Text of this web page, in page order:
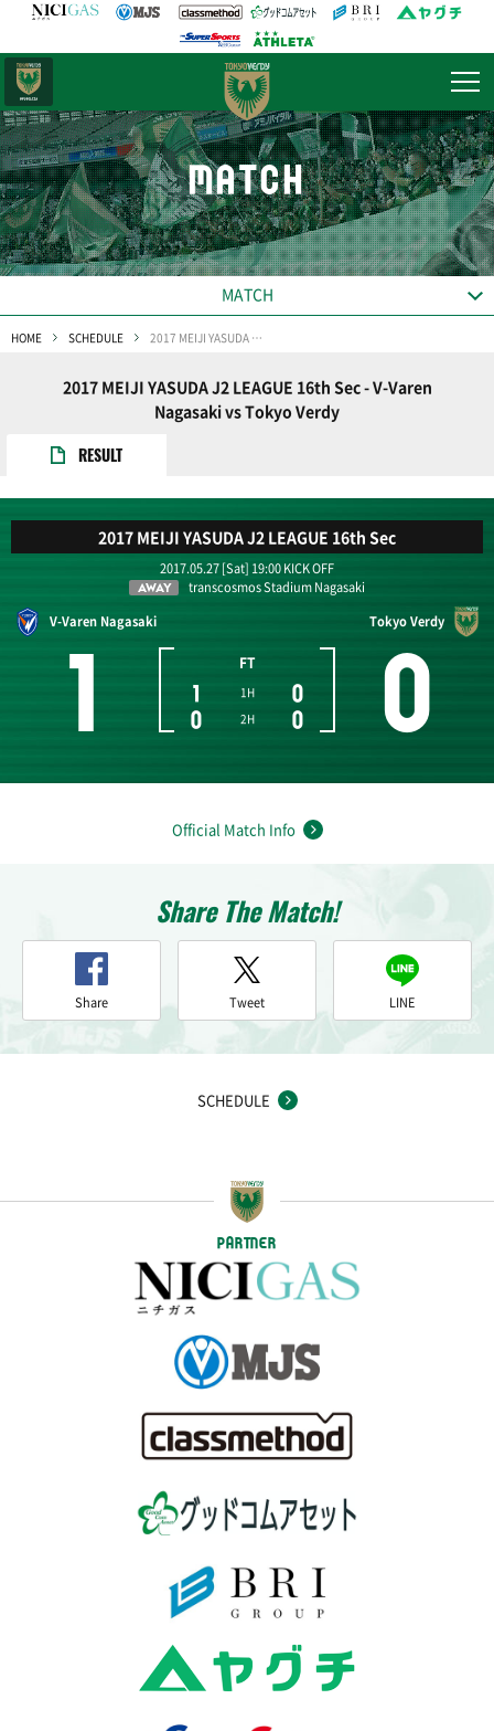
MATCH
MATCH
HOME SCHEDULE 2017 MEIJI YASUDA J2 LEAGUE 16th Sec
2017 MEIJI YASUDA J2 LEAGUE 16th Sec - V-Varen
Nagasaki vs Tokyo Verdy
RESULT
2017 MEIJI YASUDA J2 LEAGUE 16th Sec
2017.05.27 [Sat] 19:00 KICK OFF
AWAY
transcosmos Stadium Nagasaki
V-Varen Nagasaki
Tokyo Verdy
1 FT
1 1H
0
0
2H 0 0
Official Match Info
Share The Match!
Share Tweet LINE
SCHEDULE
PARTNER